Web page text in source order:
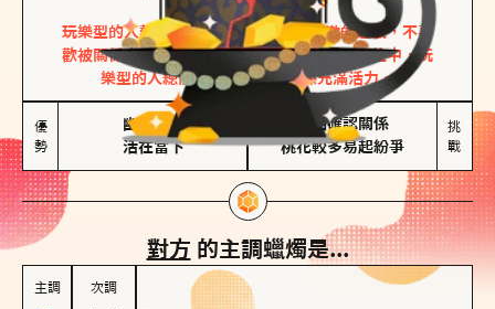
皮革、琥珀
玩樂型的人熱情洋溢，視戀愛為一場刺激的遊戲，不喜
歡被關係中的限制綑綁。無論是約會中還是交往中，玩
樂型的人總能帶來樂趣，讓關係充滿活力。
優
勢
幽默風趣
活在當下
害怕確認關係
桃花較多易起紛爭
挑
戰
對方 的主調蠟燭是...
主調 次調